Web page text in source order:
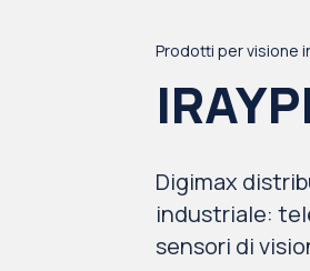
Prodotti per visione
Digimax
industriale:
sensori di